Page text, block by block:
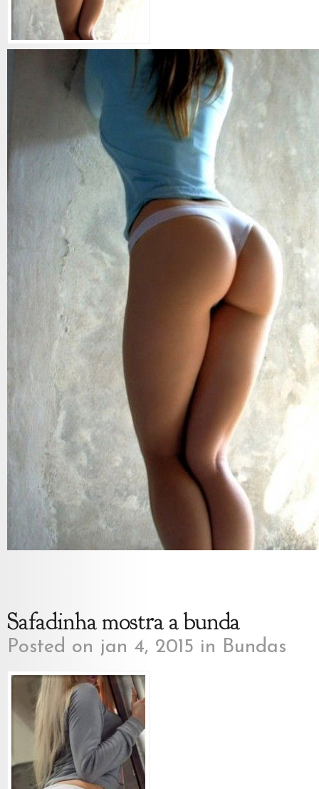
Safadinha mostra a bunda
Posted on jan 4, 2015 in Bundas